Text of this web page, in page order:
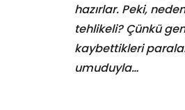
hazırlar. Peki,
tehlikeli? Çünkü
kaybettikleri
umuduyla…